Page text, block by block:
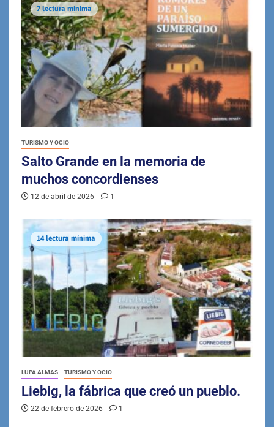
7 lectura mínima
TURISMO Y OCIO
Salto Grande en la memoria de
muchos concordienses
12 de abril de 2026 1
14 lectura mínima
LUPA ALMAS TURISMO Y OCIO
Liebig, la fábrica que creó un pueblo.
22 de febrero de 2026 1